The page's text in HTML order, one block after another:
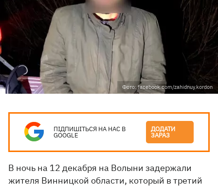
Фото: facebook.com/zahidnuy.kordon
ПІДПИШІТЬСЯ НА НАС В
GOOGLE
ДОДАТИ
ЗАРАЗ
В ночь на 12 декабря на Волыни задержали
жителя Винницкой области, который в третий